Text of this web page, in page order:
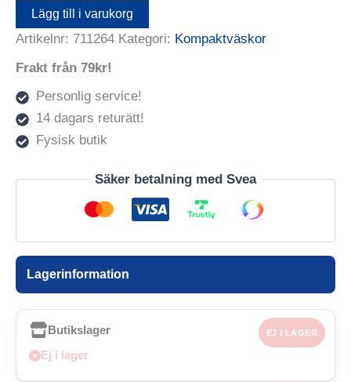
Blå
mängd
Lägg till i varukorg
Artikelnr: 711264 Kategori: Kompaktväskor
Frakt från 79kr!
Personlig service!
14 dagars returätt!
Fysisk butik
Säker betalning med Svea
Lagerinformation
Butikslager EJ I LAGER
Ej i lager